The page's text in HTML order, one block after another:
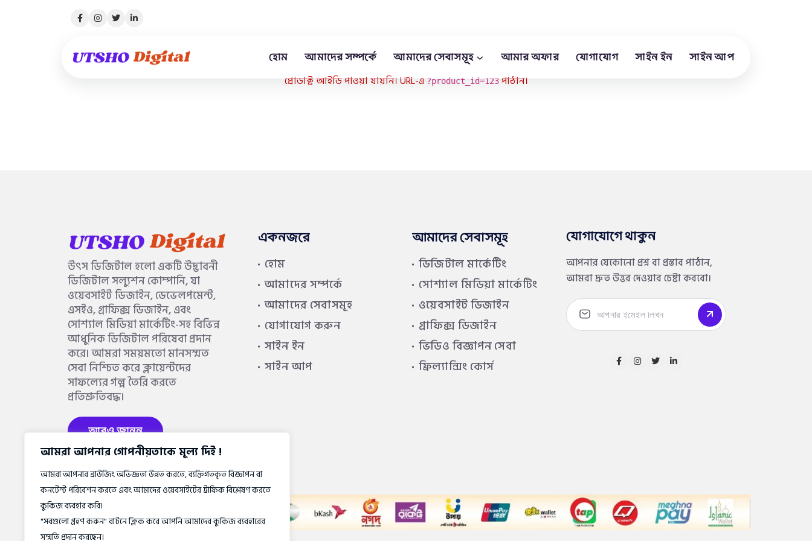
আমরা আপনার গোপনীয়তাকে মূল্য দিই !
আমরা আপনার ব্রাউজিং অভিজ্ঞতা উন্নত করতে, ব্যক্তিগতকৃত বিজ্ঞাপন বা
কনটেন্ট পরিবেশন করতে এবং আমাদের ওয়েবসাইটের ট্রাফিক বিশ্লেষণ করতে
কুকিজ ব্যবহার করি।
"সবগুলো গ্রহণ করুন" বাটনে ক্লিক করে আপনি আমাদের কুকিজ ব্যবহারের
সম্মতি প্রদান করছেন।
হোম আমাদের সম্পর্কে আমাদের সেবাসমূহ আমার অফার যোগাযোগ সাইন ইন
সাইন আপ
প্রোডাক্ট আইডি পাওয়া যায়নি। URL-এ ?product_id=123পাঠান।
উৎস ডিজিটাল হলো একটি উদ্ভাবনী
ডিজিটাল সল্যুশন কোম্পানি, যা
ওয়েবসাইট ডিজাইন, ডেভেলপমেন্ট,
এসইও, গ্রাফিক্স ডিজাইন, এবং
সোশ্যাল মিডিয়া মার্কেটিং-সহ বিভিন্ন
আধুনিক ডিজিটাল পরিষেবা প্রদান
করে। আমরা সময়মতো মানসম্মত
সেবা নিশ্চিত করে ক্লায়েন্টদের
সাফল্যের গল্প তৈরি করতে
প্রতিশ্রুতিবদ্ধ।
আরও জানুন
একনজরে
হোম
আমাদের সম্পর্কে
আমাদের সেবাসমূহ
যোগাযোগ করুন
সাইন ইন
সাইন আপ
আমাদের সেবাসমূহ
ডিজিটাল মার্কেটিং
সোশ্যাল মিডিয়া মার্কেটিং
ওয়েবসাইট ডিজাইন
গ্রাফিক্স ডিজাইন
ভিডিও বিজ্ঞাপন সেবা
ফ্রিল্যান্সিং কোর্স
যোগাযোগে থাকুন
আপনার যেকোনো প্রশ্ন বা প্রস্তাব পাঠান,
আমরা দ্রুত উত্তর দেওয়ার চেষ্টা করবো।